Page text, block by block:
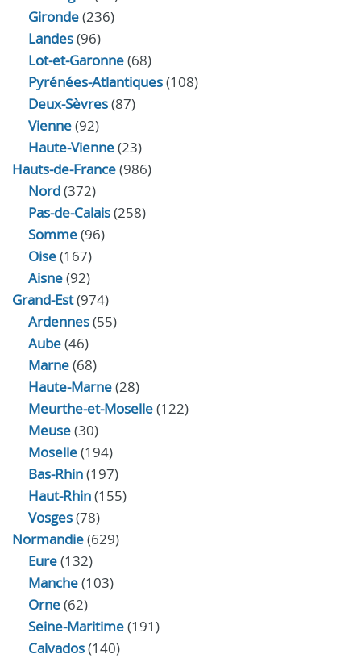
Gironde(236)
Landes(96)
Lot-et-Garonne(68)
Pyrénées-Atlantiques(108)
Deux-Sèvres(87)
Vienne(92)
Haute-Vienne(23)
Hauts-de-France(986)
Nord(372)
Pas-de-Calais(258)
Somme(96)
Oise(167)
Aisne(92)
Grand-Est(974)
Ardennes(55)
Aube(46)
Marne(68)
Haute-Marne(28)
Meurthe-et-Moselle(122)
Meuse(30)
Moselle(194)
Bas-Rhin(197)
Haut-Rhin(155)
Vosges(78)
Normandie(629)
Eure(132)
Manche(103)
Orne(62)
Seine-Maritime(191)
Calvados(140)